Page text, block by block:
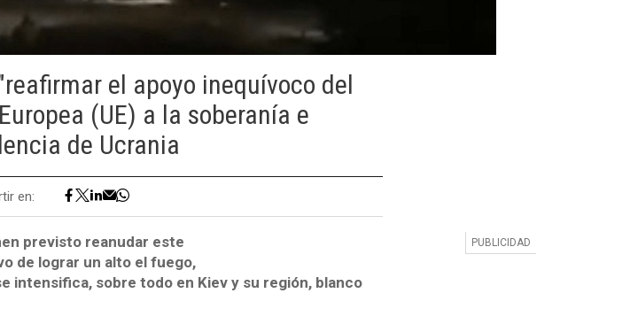
el apoyo inequívoco del
(UE) a la soberanía e
de Ucrania
en:
previsto reanudar este
de lograr un alto el fuego,
intensifica, sobre todo en Kiev y su región, blanco